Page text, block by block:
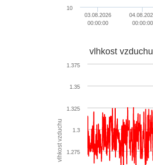
03.08.2026
00:00:00
00:00:00
10
vlhkost vzduchu
vlhkost vzduchu
1.275
1.3
1.325
1.35
1.375